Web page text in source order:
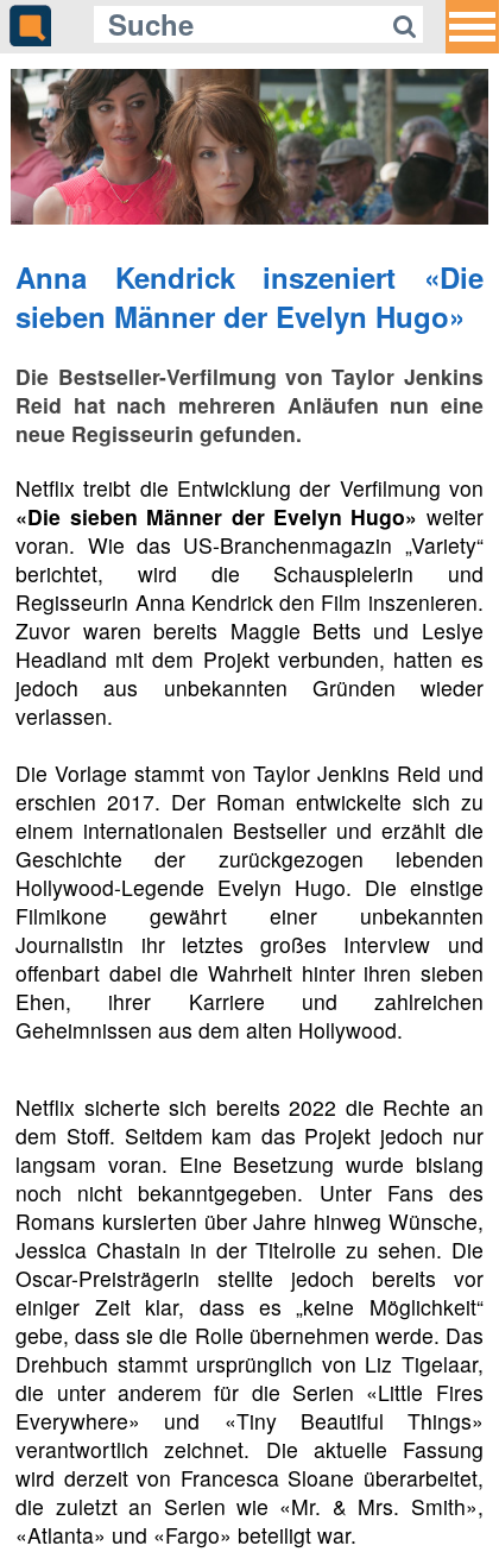
Anna Kendrick inszeniert «Die
sieben Männer der Evelyn Hugo»
Die Bestseller-Verfilmung von Taylor Jenkins
Reid hat nach mehreren Anläufen nun eine
neue Regisseurin gefunden.
Netflix treibt die Entwicklung der Verfilmung von
«Die sieben Männer der Evelyn Hugo» weiter
voran. Wie das US-Branchenmagazin „Variety“
berichtet, wird die Schauspielerin und
Regisseurin Anna Kendrick den Film inszenieren.
Zuvor waren bereits Maggie Betts und Leslye
Headland mit dem Projekt verbunden, hatten es
jedoch aus unbekannten Gründen wieder
verlassen.
Die Vorlage stammt von Taylor Jenkins Reid und
erschien 2017. Der Roman entwickelte sich zu
einem internationalen Bestseller und erzählt die
Geschichte der zurückgezogen lebenden
Hollywood-Legende Evelyn Hugo. Die einstige
Filmikone gewährt einer unbekannten
Journalistin ihr letztes großes Interview und
offenbart dabei die Wahrheit hinter ihren sieben
Ehen, ihrer Karriere und zahlreichen
Geheimnissen aus dem alten Hollywood.
Netflix sicherte sich bereits 2022 die Rechte an
dem Stoff. Seitdem kam das Projekt jedoch nur
langsam voran. Eine Besetzung wurde bislang
noch nicht bekanntgegeben. Unter Fans des
Romans kursierten über Jahre hinweg Wünsche,
Jessica Chastain in der Titelrolle zu sehen. Die
Oscar-Preisträgerin stellte jedoch bereits vor
einiger Zeit klar, dass es „keine Möglichkeit“
gebe, dass sie die Rolle übernehmen werde. Das
Drehbuch stammt ursprünglich von Liz Tigelaar,
die unter anderem für die Serien «Little Fires
Everywhere» und «Tiny Beautiful Things»
verantwortlich zeichnet. Die aktuelle Fassung
wird derzeit von Francesca Sloane überarbeitet,
die zuletzt an Serien wie «Mr. & Mrs. Smith»,
«Atlanta» und «Fargo» beteiligt war.